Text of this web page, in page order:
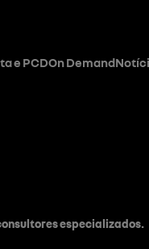
e PCDOn Demand
especializados.